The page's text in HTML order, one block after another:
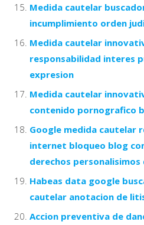
Medida cautelar
incumplimiento orden
Medida cautelar
responsabilidad interes
expresion
Medida cautelar
contenido pornografico
Google medida cautelar
internet bloqueo blog
derechos
Habeas data google
cautelar anotacion de
Accion preventiva de